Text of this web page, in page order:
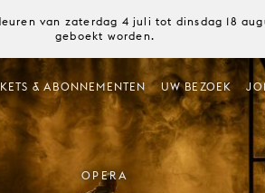
van zaterdag 4 juli tot dinsdag 18
geboekt worden.
& ABONNEMENTEN UW BEZOEK
OPERA